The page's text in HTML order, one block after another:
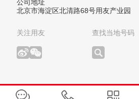
公司地址
北京市海淀区北清路68号用友产业园
关注用友 查找当地号码
版权所有：用友网络科技股